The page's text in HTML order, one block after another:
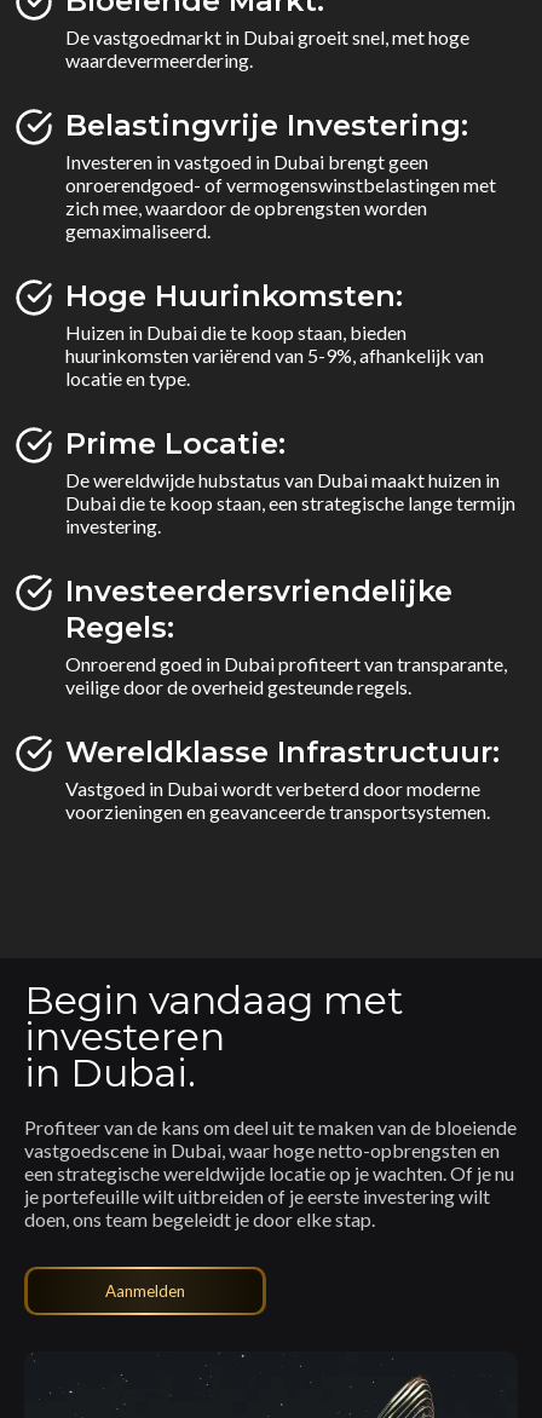
De vastgoedmarkt in Dubai groeit snel, met hoge
waardevermeerdering.
Belastingvrije Investering:
Investeren in vastgoed in Dubai brengt geen
onroerendgoed- of vermogenswinstbelastingen met
zich mee, waardoor de opbrengsten worden
gemaximaliseerd.
Hoge Huurinkomsten:
Huizen in Dubai die te koop staan, bieden
huurinkomsten variërend van 5-9%, afhankelijk van
locatie en type.
Prime Locatie:
De wereldwijde hubstatus van Dubai maakt huizen in
Dubai die te koop staan, een strategische lange termijn
investering.
Investeerdersvriendelijke
Regels:
Onroerend goed in Dubai profiteert van transparante,
veilige door de overheid gesteunde regels.
Wereldklasse Infrastructuur:
Vastgoed in Dubai wordt verbeterd door moderne
voorzieningen en geavanceerde transportsystemen.
Begin vandaag met
investeren
in Dubai.
Profiteer van de kans om deel uit te maken van de bloeiende
vastgoedscene in Dubai, waar hoge netto-opbrengsten en
een strategische wereldwijde locatie op je wachten. Of je nu
je portefeuille wilt uitbreiden of je eerste investering wilt
doen, ons team begeleidt je door elke stap.
Aanmelden